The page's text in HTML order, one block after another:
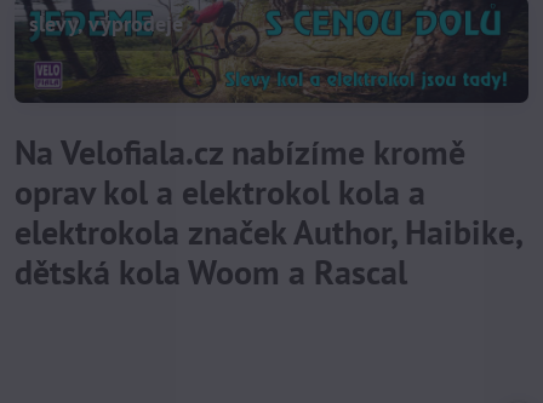
slevy, výprodeje
Na Velofiala.cz nabízíme kromě
oprav kol a elektrokol kola a
elektrokola značek Author, Haibike,
dětská kola Woom a Rascal